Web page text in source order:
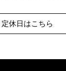
定休日はこちら